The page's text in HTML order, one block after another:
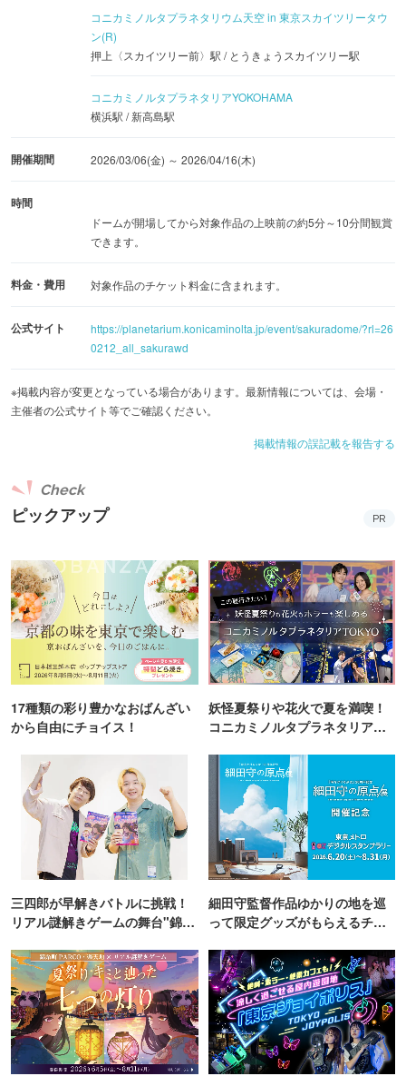
コニカミノルタプラネタリウム天空 in 東京スカイツリータウ
ン(R)
押上〈スカイツリー前〉駅 / とうきょうスカイツリー駅
コニカミノルタプラネタリアYOKOHAMA
横浜駅 / 新高島駅
開催期間 2026/03/06(金) ～ 2026/04/16(木)
時間
ドームが開場してから対象作品の上映前の約5分～10分間観賞
できます。
料金・費用 対象作品のチケット料金に含まれます。
公式サイト
https://planetarium.konicaminolta.jp/event/sakuradome/?rl=26
0212_all_sakurawd
※掲載内容が変更となっている場合があります。最新情報については、会場・
主催者の公式サイト等でご確認ください。
掲載情報の誤記載を報告する
ピックアップ
Check
PR
17種類の彩り豊かなおばんざい
から自由にチョイス！
妖怪夏祭りや花火で夏を満喫！
コニカミノルタプラネタリア
三四郎が早解きバトルに挑戦！
リアル謎解きゲームの舞台"錦糸
細田守監督作品ゆかりの地を巡
って限定グッズがもらえるチャ